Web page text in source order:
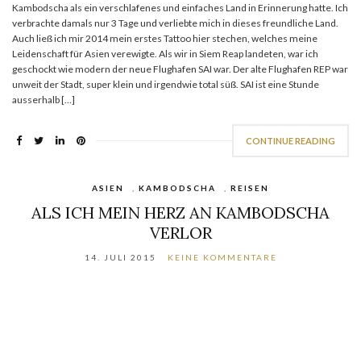
Kambodscha als ein verschlafenes und einfaches Land in Erinnerung hatte. Ich
verbrachte damals nur 3 Tage und verliebte mich in dieses freundliche Land.
Auch ließ ich mir 2014 mein erstes Tattoo hier stechen, welches meine
Leidenschaft für Asien verewigte. Als wir in Siem Reap landeten, war ich
geschockt wie modern der neue Flughafen SAI war. Der alte Flughafen REP war
unweit der Stadt, super klein und irgendwie total süß. SAI ist eine Stunde
ausserhalb […]
CONTINUE READING
ASIEN KAMBODSCHA REISEN
ALS ICH MEIN HERZ AN KAMBODSCHA
VERLOR
14. JULI 2015 KEINE KOMMENTARE